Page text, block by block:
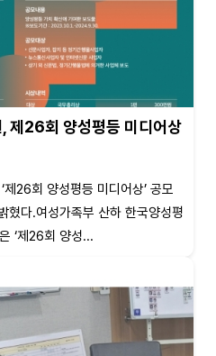
제26회 양성평등 미디어상
26회 양성평등 미디어상’ 공모
다.여성가족부 산하 한국양성평
‘제26회 양성...